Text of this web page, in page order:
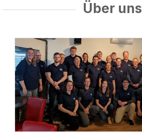
Über uns